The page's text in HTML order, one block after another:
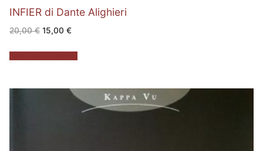
INFIER di Dante Alighieri
20,00€ Il
prezzo
era:
20,00 €.
15,00 €Il
è:
15,00 €.